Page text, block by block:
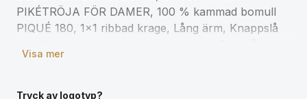
PIKÉTRÖJA FÖR DAMER, 100 % kammad bomull
PIQUÉ 180, 1x1 ribbad krage, Lång ärm, Knappslå
insidan av kragen. För matchande storlekar, se
produktdokumentation.
Visa mer
Tryck av logotyp?